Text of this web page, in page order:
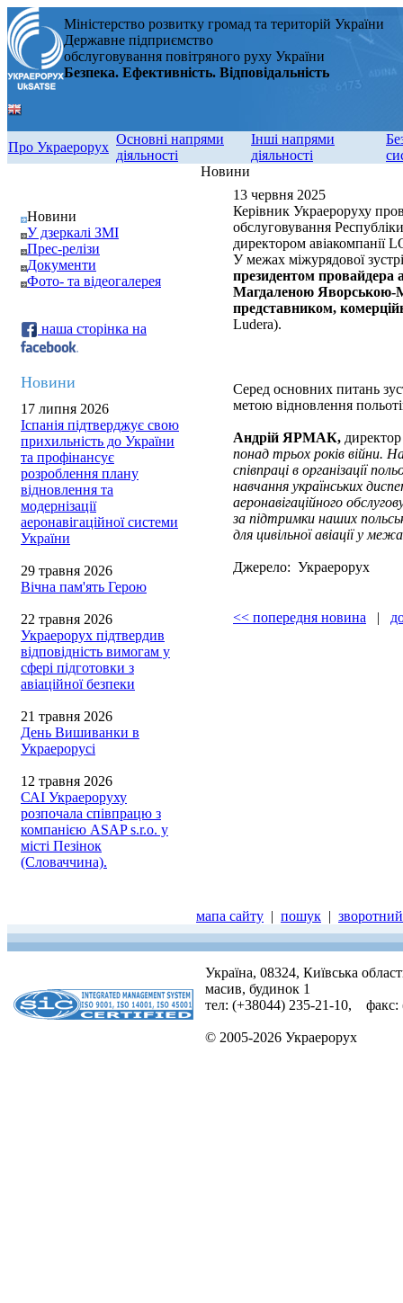
Міністерство розвитку громад та територій України
Державне підприємство
обслуговування повітряного руху України
Безпека. Ефективність. Відповідальність
Про Украерорух
Основні напрями
діяльності
Інші напрями
діяльності
Новини
У дзеркалі ЗМІ
Прес-релізи
Документи
Фото- та відеогалерея
наша сторінка на
Новини
17 липня 2026
Іспанія підтверджує свою
прихильність до України
та профінансує
розроблення плану
відновлення та
модернізації
аеронавігаційної системи
України
29 травня 2026
Вічна пам'ять Герою
22 травня 2026
Украерорух підтвердив
відповідність вимогам у
сфері підготовки з
авіаційної безпеки
21 травня 2026
День Вишиванки в
Украерорусі
12 травня 2026
САІ Украероруху
розпочала співпрацю з
компанією ASAP s.r.o. у
місті Пезінок
(Словаччина).
Новини
13 червня 2025
Керівник Украероруху
обслуговування
директором авіакомпанії
У межах міжурядової
президентом провайдера
Магдаленою Яворською-
представником,
Ludera).
Серед основних питань
метою відновлення
Андрій ЯРМАК,
понад трьох років війни.
співпраці в організації
навчання українських
аеронавігаційного
за підтримки наших
для цивільної авіації у
Джерело: Украерорух
<< попередня новина |
мапа сайту | пошук |
Україна, 08324, Київська
масив, будинок 1
тел: (+38044) 235-21-10, факс:
© 2005-2026 Украерорух